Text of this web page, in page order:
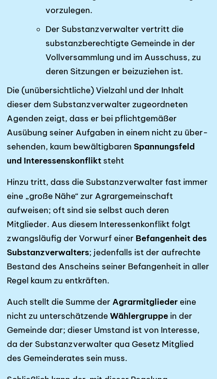
vorzulegen.
Der Substanzverwalter vertritt die
substanzberechtigte Gemeinde in der
Vollversammlung und im Ausschuss, zu
deren Sitzungen er beizuziehen ist.
Die (unübersichtliche) Vielzahl und der Inhalt
dieser dem Substanzverwalter zugeordneten
Agenden zeigt, dass er bei pflichtgemäßer
Ausübung seiner Aufgaben in einem nicht zu über­
sehenden, kaum bewältigbarenSpannungsfeld
und Interessenskonflikt steht
Hinzu tritt, dass die Substanzverwalter fast immer
eine „große Nähe“ zur Agrar­gemeinschaft
aufweisen; oft sind sie selbst auch deren
Mitglieder. Aus diesem Interessenkonflikt folgt
zwangsläufig der Vorwurf einer Befangenheit des
Substanzverwalters; jedenfalls ist der aufrechte
Bestand des Anscheins seiner Befangenheit in aller
Regel kaum zu entkräften.
Auch stellt die Summe derAgrarmitglieder eine
nicht zu unterschätzendeWählergruppe in der
Gemeinde dar; dieser Umstand ist von Interesse,
da der Substanzverwalter qua Gesetz Mitglied
des Gemeinderates sein muss.